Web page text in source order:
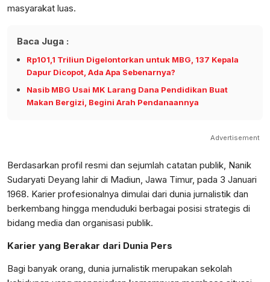
masyarakat luas.
Baca Juga :
Rp101,1 Triliun Digelontorkan untuk MBG, 137 Kepala
Dapur Dicopot, Ada Apa Sebenarnya?
Nasib MBG Usai MK Larang Dana Pendidikan Buat
Makan Bergizi, Begini Arah Pendanaannya
Advertisement
Berdasarkan profil resmi dan sejumlah catatan publik, Nanik
Sudaryati Deyang lahir di Madiun, Jawa Timur, pada 3 Januari
1968. Karier profesionalnya dimulai dari dunia jurnalistik dan
berkembang hingga menduduki berbagai posisi strategis di
bidang media dan organisasi publik.
Karier yang Berakar dari Dunia Pers
Bagi banyak orang, dunia jurnalistik merupakan sekolah